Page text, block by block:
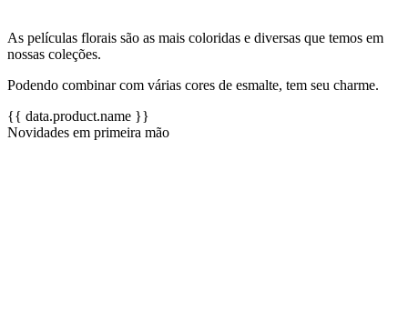
As películas florais são as mais coloridas e diversas que temos em
nossas coleções.
Podendo combinar com várias cores de esmalte, tem seu charme.
{{ data.product.name }}
Novidades em primeira mão